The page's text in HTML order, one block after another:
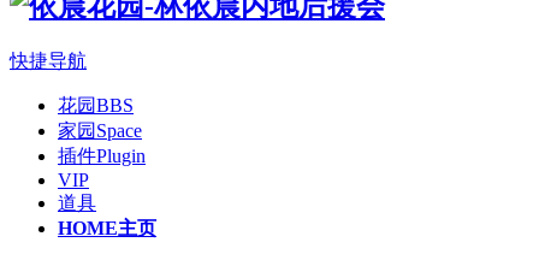
快捷导航
花园BBS
家园 Space
插件Plugin
VIP
道具
HOME主页